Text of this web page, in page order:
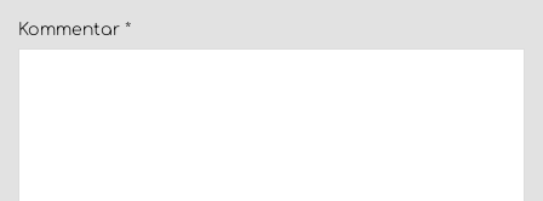
Kommentar *